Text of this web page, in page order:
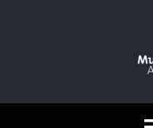
Gemeinsam